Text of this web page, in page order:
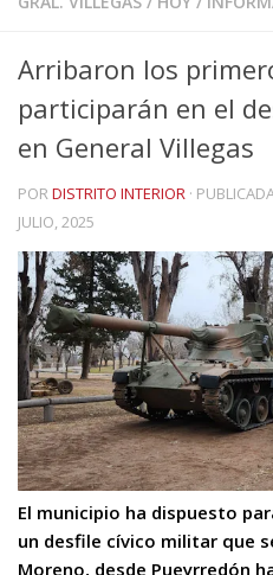
Arribaron los
participarán en el
en General Villegas
PORDISTRITO INTERIOR ·
JULIO, 2025
El municipio ha dispuesto
un desfile cívico militar que
Moreno, desde Pueyrredón